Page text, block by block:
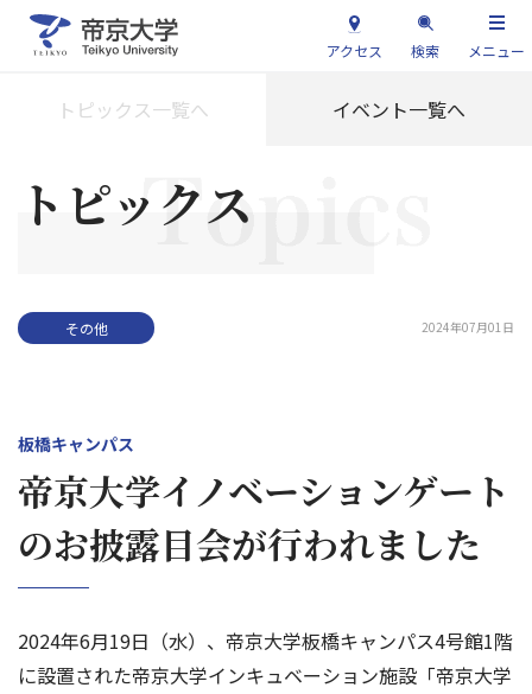
アクセス 検索 メニュー
トピックス一覧へ イベント一覧へ
トピックス
その他 2024年07月01日
板橋キャンパス
帝京大学イノベーションゲート
のお披露目会が行われました
2024年6月19日（水）、帝京大学板橋キャンパス4号館1階
に設置された帝京大学インキュベーション施設「帝京大学